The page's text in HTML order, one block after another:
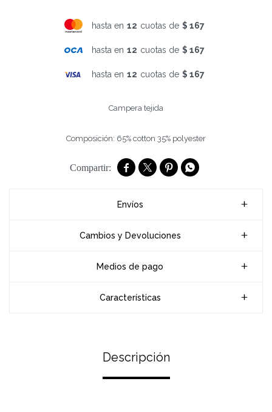
hasta en 12 cuotas de $ 167
hasta en 12 cuotas de $ 167
hasta en 12 cuotas de $ 167
Campera tejida
Composición: 65% cotton 35% polyester
   
Envíos
Cambios y Devoluciones
Medios de pago
Características
Descripción